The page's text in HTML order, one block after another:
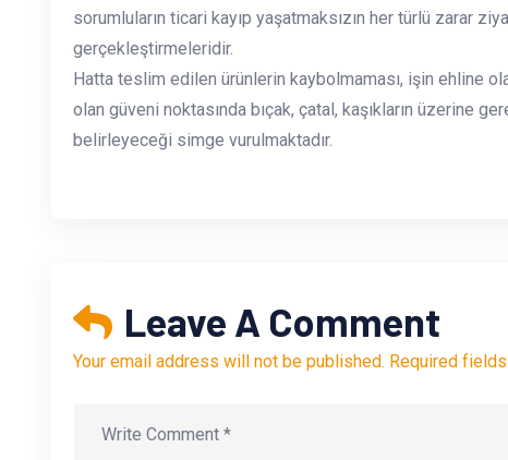
sorumluların ticari kayıp yaşatmaksızın her türlü zarar
gerçekleştirmeleridir.
Hatta teslim edilen ürünlerin kaybolmaması, işin ehline
olan güveni noktasında bıçak, çatal, kaşıkların üzerine
belirleyeceği simge vurulmaktadır.
Leave A Comment
Your email address will not be published. Required